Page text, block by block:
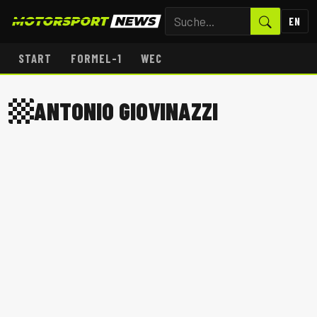
EN
START FORMEL-1 WEC
ANTONIO GIOVINAZZI